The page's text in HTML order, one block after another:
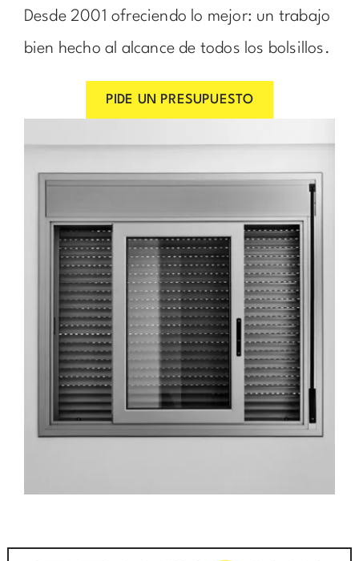
Desde 2001 ofreciendo lo mejor: un trabajo
bien hecho al alcance de todos los bolsillos.
PIDE UN PRESUPUESTO